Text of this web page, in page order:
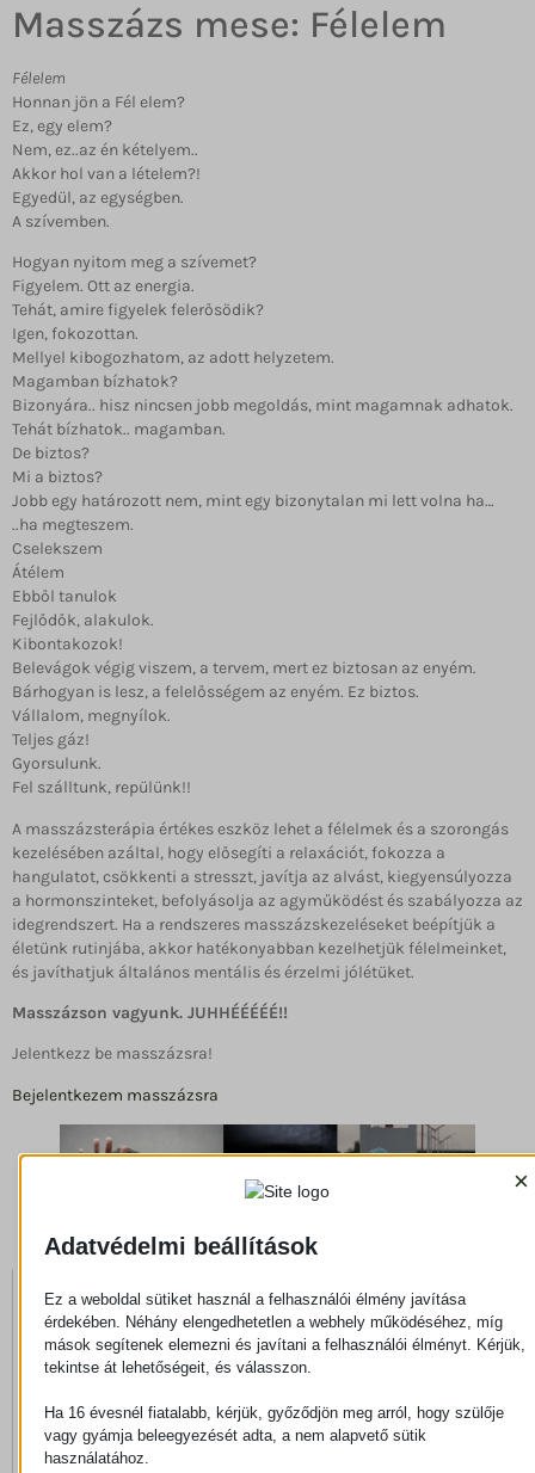
Masszázs mese: Félelem
Félelem
Honnan jön a Fél elem?
Ez, egy elem?
Nem, ez..az én kételyem..
Akkor hol van a lételem?!
Egyedül, az egységben.
A szívemben.
Hogyan nyitom meg a szívemet?
Figyelem. Ott az energia.
Tehát, amire figyelek felerősödik?
Igen, fokozottan.
Mellyel kibogozhatom, az adott helyzetem.
Magamban bízhatok?
Bizonyára.. hisz nincsen jobb megoldás, mint magamnak adhatok.
Tehát bízhatok.. magamban.
De biztos?
Mi a biztos?
Jobb egy határozott nem, mint egy bizonytalan mi lett volna ha…
..ha megteszem.
Cselekszem
Átélem
Ebből tanulok
Fejlődők, alakulok.
Kibontakozok!
Belevágok végig viszem, a tervem, mert ez biztosan az enyém.
Bárhogyan is lesz, a felelősségem az enyém. Ez biztos.
Vállalom, megnyílok.
Teljes gáz!
Gyorsulunk.
Fel szálltunk, repülünk!!
A masszázsterápia értékes eszköz lehet a félelmek és a szorongás
kezelésében azáltal, hogy elősegíti a relaxációt, fokozza a
hangulatot, csökkenti a stresszt, javítja az alvást, kiegyensúlyozza
a hormonszinteket, befolyásolja az agyműködést és szabályozza az
idegrendszert. Ha a rendszeres masszázskezeléseket beépítjük a
életünk rutinjába, akkor hatékonyabban kezelhetjük félelmeinket,
és javíthatjuk általános mentális és érzelmi jólétüket.
Masszázson vagyunk. JUHHÉÉÉÉÉ!!
Jelentkezz be masszázsra!
Bejelentkezem masszázsra
Többi bejegyzés
Adatvédelmi beállítások
×
Ez a weboldal sütiket használ a felhasználói élmény javítása
érdekében. Néhány elengedhetetlen a webhely működéséhez, míg
mások segítenek elemezni és javítani a felhasználói élményt. Kérjük,
tekintse át lehetőségeit, és válasszon.
Ha 16 évesnél fiatalabb, kérjük, győződjön meg arról, hogy szülője
vagy gyámja beleegyezését adta, a nem alapvető sütik
használatához.